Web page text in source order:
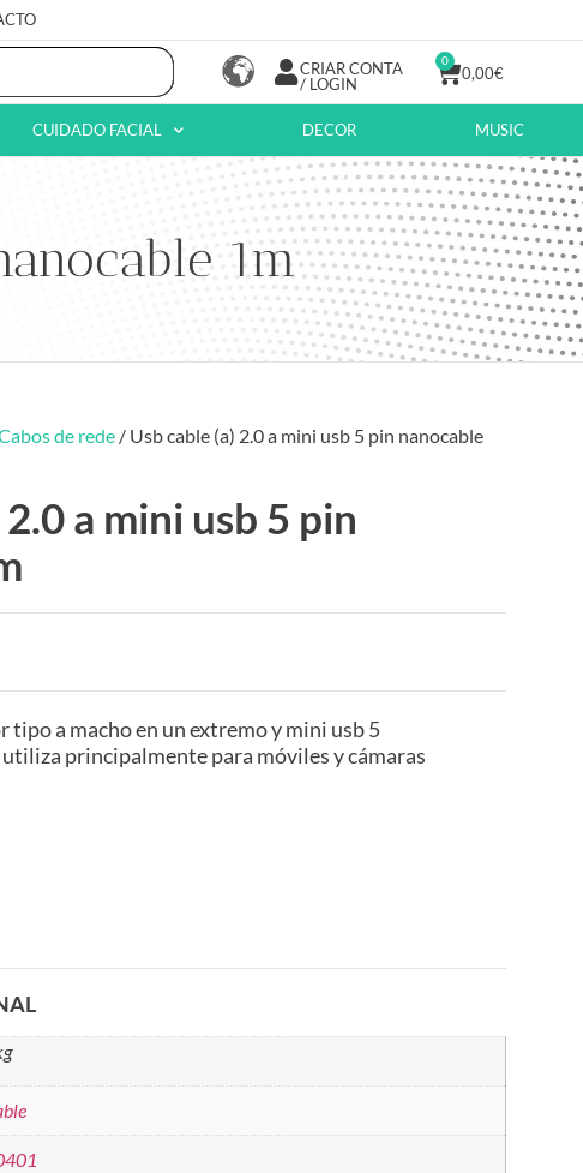
CRIAR CONTA
/ LOGIN
0,00€
0
CUIDADO FACIAL DECOR MUSIC
1m
de rede / Usb cable (a) 2.0 a mini usb 5 pin nanocable
a mini usb 5 pin
tipo a macho en un extremo y mini usb 5
utiliza principalmente para móviles y cámaras